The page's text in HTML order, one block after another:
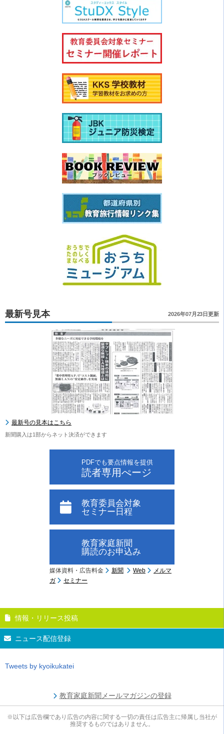
最新号見本 2026年07月23日更新
最新号の見本はこちら
新聞購入は1部からネット決済ができます
PDFでも要点情報を提供
読者専用ぺージ
教育委員会対象
セミナー日程
教育家庭新聞
購読のお申込み
媒体資料・広告料金 新聞 Web
メルマ
ガ
セミナー
情報・リリース投稿
ニュース配信登録
Tweets by kyoikukatei
教育家庭新聞メールマガジンの登録
※以下は広告欄であり広告の内容に関する一切の責任は広告主に帰属し当社が
推奨するものではありません。